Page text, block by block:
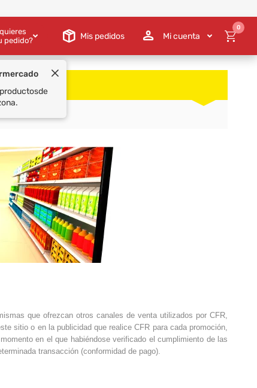
pedido?
Mis pedidos Mi cuenta
0
que ofrezcan otros canales de venta utilizados por CFR,
sitio o en la publicidad que realice CFR para cada promoción,
en el que habiéndose verificado el cumplimiento de las
transacción (conformidad de pago).